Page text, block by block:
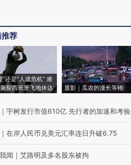
荐
”还是“人道危机” 难
裂西班牙飞地休达
显影｜瓜农的漫长等待
｜ 宇树发行市值610亿 先行者的加速和考验
｜ 在岸人民币兑美元汇率连日升破6.75
闻 ｜ 艾路明及多名股东被拘